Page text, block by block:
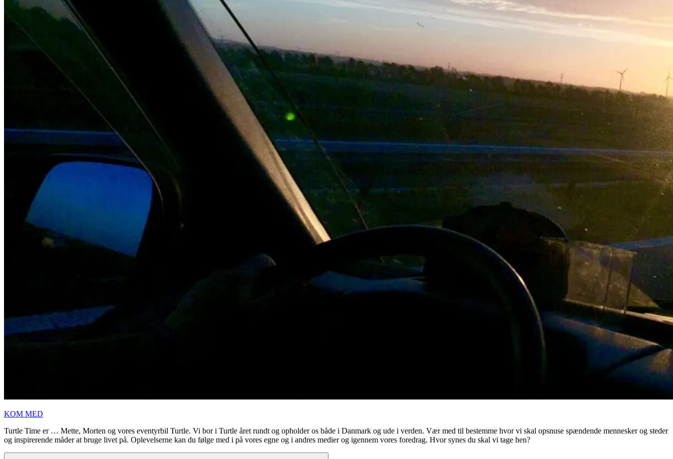
KOM MED
Turtle Time er … Mette, Morten og vores eventyrbil Turtle. Vi bor i Turtle året rundt og opholder os både i Danmark og ude i verden. Vær med til bestemme hvor vi skal opsnuse spændende mennesker og steder
og inspirerende måder at bruge livet på. Oplevelserne kan du følge med i på vores egne og i andres medier og igennem vores foredrag. Hvor synes du skal vi tage hen?